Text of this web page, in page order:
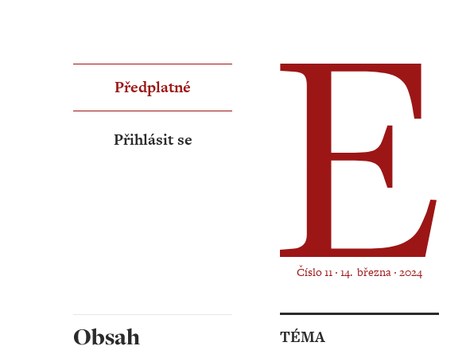
Číslo 11 ‧ 14. března ‧ 2024
Předplatné
Přihlásit se
Obsah TÉMA